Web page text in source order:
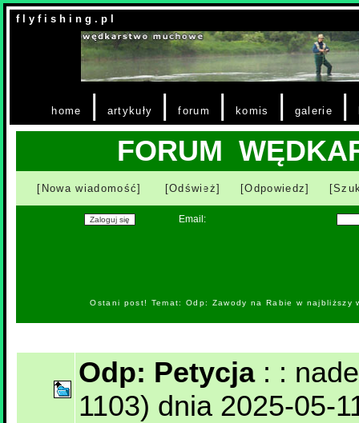
f l y f i s h i n g . p l
home | artykuły |forum | komis | galerie |
FORUM
[Nowa wiadomość] [Odśwież] [Odpowiedz]
Email:
Ostani post! Temat: Odp: Zawody na Rabie w
Odp: Petycja: :
1103) dnia 2025-05-